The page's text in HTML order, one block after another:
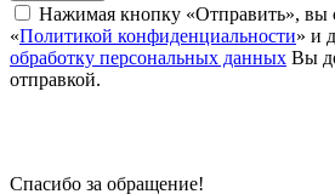
Нажимая кнопку «Отправить», вы
«Политикой конфиденциальности» и
обработку персональных данных Вы
отправкой.
Спасибо за обращение!